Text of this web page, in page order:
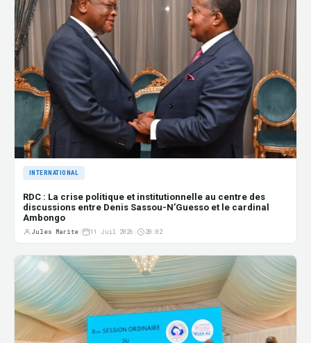
INTERNATIONAL
RDC : La crise politique et institutionnelle au centre des
discussions entre Denis Sassou-N’Guesso et le cardinal
Ambongo
Jules Marite 11 Juil 2026 20:02